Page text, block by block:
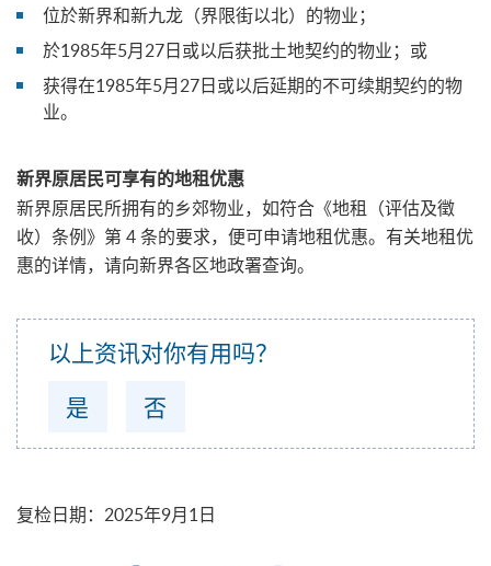
位於新界和新九龙（界限街以北）的物业；
於1985年5月27日或以后获批土地契约的物业；或
获得在1985年5月27日或以后延期的不可续期契约的物
业。
新界原居民可享有的地租优惠
新界原居民所拥有的乡郊物业，如符合《地租（评估及徵
收）条例》第 4 条的要求，便可申请地租优惠。有关地租优
惠的详情，请向新界各区地政署查询。
以上资讯对你有用吗？
是
否
复检日期： 2025年9月1日